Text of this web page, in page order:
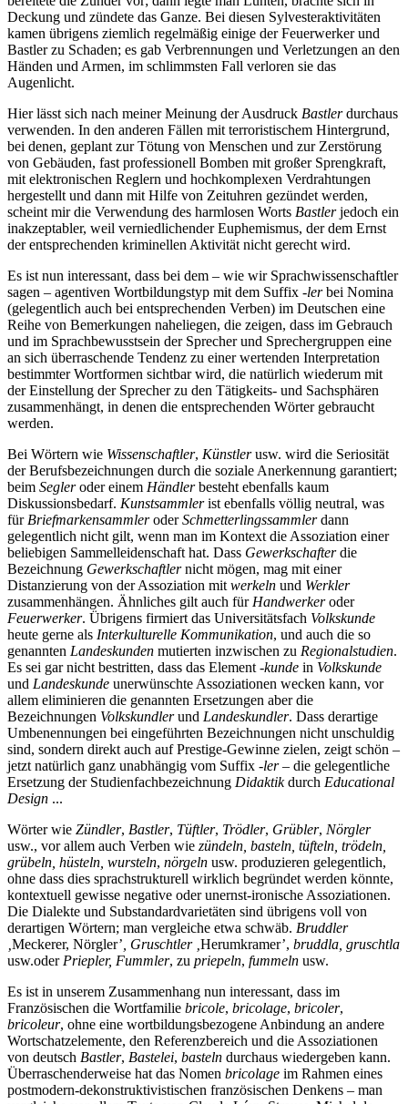
Deckung und zündete das Ganze. Bei diesen Sylvesteraktivitäten
kamen übrigens ziemlich regelmäßig einige der Feuerwerker und
Bastler zu Schaden; es gab Verbrennungen und Verletzungen an den
Händen und Armen, im schlimmsten Fall verloren sie das
Augenlicht.
Hier lässt sich nach meiner Meinung der Ausdruck Bastlerdurchaus
verwenden. In den anderen Fällen mit terroristischem Hintergrund,
bei denen, geplant zur Tötung von Menschen und zur Zerstörung
von Gebäuden, fast professionell Bomben mit großer Sprengkraft,
mit elektronischen Reglern und hochkomplexen Verdrahtungen
hergestellt und dann mit Hilfe von Zeituhren gezündet werden,
scheint mir die Verwendung des harmlosen Worts Bastlerjedoch ein
inakzeptabler, weil verniedlichender Euphemismus, der dem Ernst
der entsprechenden kriminellen Aktivität nicht gerecht wird.
Es ist nun interessant, dass bei dem – wie wir Sprachwissenschaftler
sagen – agentiven Wortbildungstyp mit dem Suffix -lerbei Nomina
(gelegentlich auch bei entsprechenden Verben) im Deutschen eine
Reihe von Bemerkungen naheliegen, die zeigen, dass im Gebrauch
und im Sprachbewusstsein der Sprecher und Sprechergruppen eine
an sich überraschende Tendenz zu einer wertenden Interpretation
bestimmter Wortformen sichtbar wird, die natürlich wiederum mit
der Einstellung der Sprecher zu den Tätigkeits- und Sachsphären
zusammenhängt, in denen die entsprechenden Wörter gebraucht
werden.
Bei Wörtern wie Wissenschaftler, Künstlerusw. wird die Seriosität
der Berufsbezeichnungen durch die soziale Anerkennung garantiert;
beim Segleroder einem Händlerbesteht ebenfalls kaum
Diskussionsbedarf. Kunstsammlerist ebenfalls völlig neutral, was
für BriefmarkensammleroderSchmetterlingssammlerdann
gelegentlich nicht gilt, wenn man im Kontext die Assoziation einer
beliebigen Sammelleidenschaft hat. Dass Gewerkschafterdie
Bezeichnung Gewerkschaftlernicht mögen, mag mit einer
Distanzierung von der Assoziation mit werkeln und Werkler
zusammenhängen. Ähnliches gilt auch für Handwerkeroder
Feuerwerker. Übrigens firmiert das Universitätsfach Volkskunde
heute gerne als Interkulturelle Kommunikation, und auch die so
genannten Landeskunden mutierten inzwischen zu Regionalstudien.
Es sei gar nicht bestritten, dass das Element -kunde in Volkskunde
und Landeskunde unerwünschte Assoziationen wecken kann, vor
allem eliminieren die genannten Ersetzungen aber die
Bezeichnungen Volkskundlerund Landeskundler. Dass derartige
Umbenennungen bei eingeführten Bezeichnungen nicht unschuldig
sind, sondern direkt auch auf Prestige-Gewinne zielen, zeigt schön –
jetzt natürlich ganz unabhängig vom Suffix -ler– die gelegentliche
Ersetzung der Studienfachbezeichnung Didaktikdurch Educational
Design ...
Wörter wie Zündler, Bastler, Tüftler, Trödler, Grübler, Nörgler
usw., vor allem auch Verben wie zündeln, basteln, tüfteln, trödeln,
grübeln, hüsteln, wursteln, nörgeln usw. produzieren gelegentlich,
ohne dass dies sprachstrukturell wirklich begründet werden könnte,
kontextuell gewisse negative oder unernst-ironische Assoziationen.
Die Dialekte und Substandardvarietäten sind übrigens voll von
derartigen Wörtern; man vergleiche etwa schwäb. Bruddler
Meckerer, Nörgler’ , Gruschtler ‚ Herumkramer’, bruddla, gruschtla
usw.oder Priepler, Fummler, zu priepeln, fummeln usw.
Es ist in unserem Zusammenhang nun interessant, dass im
Französischen die Wortfamilie bricole, bricolage, bricoler,
bricoleur, ohne eine wortbildungsbezogene Anbindung an andere
Wortschatzelemente, den Referenzbereich und die Assoziationen
von deutsch Bastler, Bastelei, basteln durchaus wiedergeben kann.
Überraschenderweise hat das Nomen bricolage im Rahmen eines
postmodern-dekonstruktivistischen französischen Denkens – man